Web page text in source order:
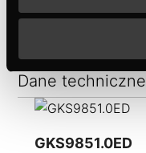
Dane techniczne
GKS9851.0ED